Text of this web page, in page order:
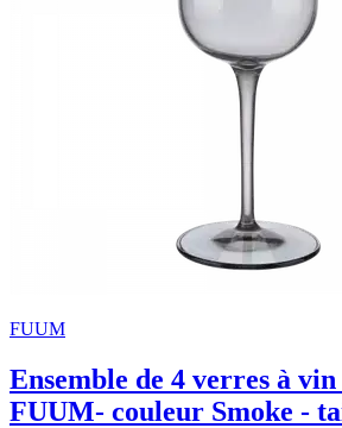
FUUM
Ensemble de 4 verres à
FUUM- couleur Smoke -